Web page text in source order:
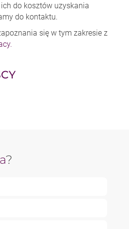
do kosztów uzyskania
do kontaktu.
się w tym zakresie z
?